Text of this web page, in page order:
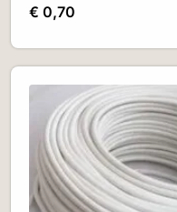
€ 0,70